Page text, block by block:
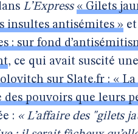
L’Express « Gilets
insultes antisémites »
: sur fond
, ce qui avait suscité
sur Slate.fr : « La
pouvoirs que leurs
: « L’affaire des "gilets